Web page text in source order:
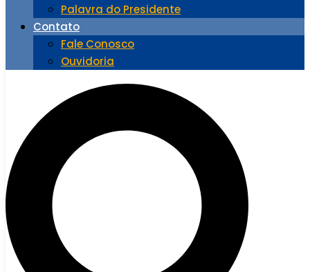
Palavra do Presidente
Contato
Fale Conosco
Ouvidoria